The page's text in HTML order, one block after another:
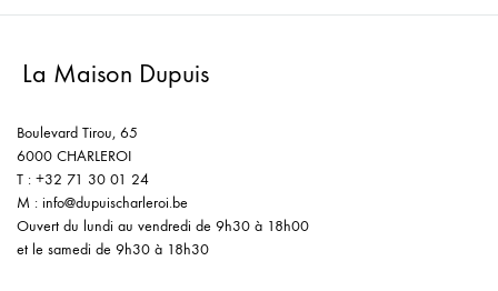
La Maison Dupuis
Boulevard Tirou, 65
6000 CHARLEROI
T : +32 71 30 01 24
M : info@dupuischarleroi.be
Ouvert du lundi au vendredi de 9h30 à 18h00
et le samedi de 9h30 à 18h30